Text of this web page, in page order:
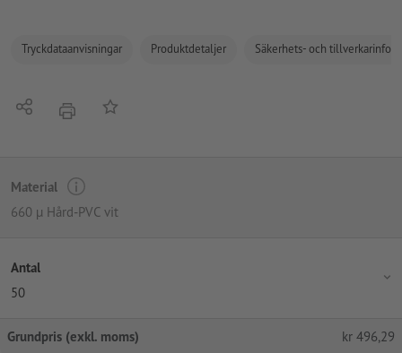
Tryckdataanvisningar Produktdetaljer Säkerhets- och
Dela erbjudandePå anteckningslistan
Material
660 µ Hård-PVC vit
Antal
50
Grundpris (exkl. moms) kr 496,29